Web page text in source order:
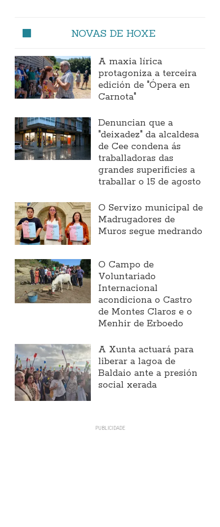
NOVAS DE HOXE
A maxia lírica
protagoniza a terceira
edición de "Ópera en
Carnota"
Denuncian que a
"deixadez" da alcaldesa
de Cee condena ás
traballadoras das
grandes superificies a
traballar o 15 de agosto
O Servizo municipal de
Madrugadores de
Muros segue medrando
O Campo de
Voluntariado
Internacional
acondiciona o Castro
de Montes Claros e o
Menhir de Erboedo
A Xunta actuará para
liberar a lagoa de
Baldaio ante a presión
social xerada